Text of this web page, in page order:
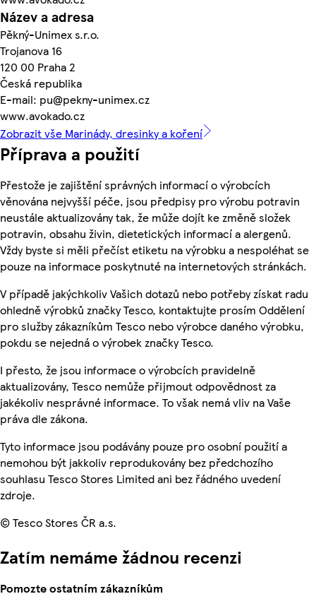
Název a adresa
Pěkný-Unimex s.r.o.
Trojanova 16
120 00 Praha 2
Česká republika
E-mail: pu@pekny-unimex.cz
www.avokado.cz
Zobrazit vše Marinády, dresinky a koření
Příprava a použití
Přestože je zajištění správných informací o výrobcích
věnována nejvyšší péče, jsou předpisy pro výrobu potravin
neustále aktualizovány tak, že může dojít ke změně složek
potravin, obsahu živin, dietetických informací a alergenů.
Vždy byste si měli přečíst etiketu na výrobku a nespoléhat se
pouze na informace poskytnuté na internetových stránkách.
V případě jakýchkoliv Vašich dotazů nebo potřeby získat radu
ohledně výrobků značky Tesco, kontaktujte prosím Oddělení
pro služby zákazníkům Tesco nebo výrobce daného výrobku,
pokdu se nejedná o výrobek značky Tesco.
I přesto, že jsou informace o výrobcích pravidelně
aktualizovány, Tesco nemůže přijmout odpovědnost za
jakékoliv nesprávné informace. To však nemá vliv na Vaše
práva dle zákona.
Tyto informace jsou podávány pouze pro osobní použití a
nemohou být jakkoliv reprodukovány bez předchozího
souhlasu Tesco Stores Limited ani bez řádného uvedení
zdroje.
© Tesco Stores ČR a.s.
Zatím nemáme žádnou recenzi
Pomozte ostatním zákazníkům